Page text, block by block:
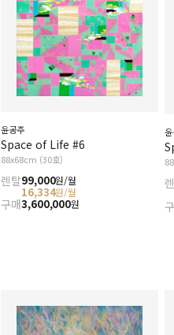
윤공주
Space of Life #6
88x68cm (30호)
렌탈99,000원/월
16,334원/월
구매3,600,000원